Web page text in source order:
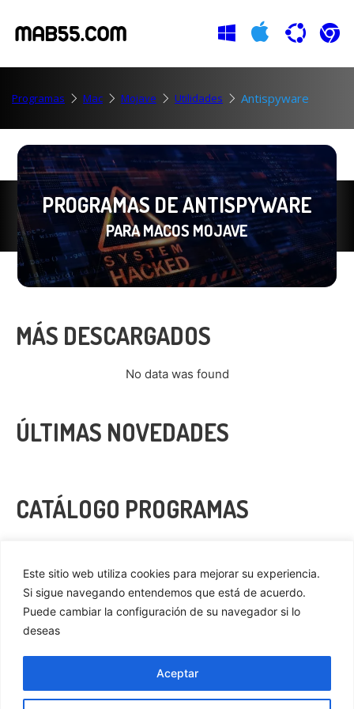
Este sitio web utiliza cookies para mejorar su experiencia.
Si sigue navegando entendemos que está de acuerdo.
Puede cambiar la configuración de su navegador si lo
deseas
Aceptar
Programas Mac Mojave Utilidades Antispyware
PROGRAMAS DE ANTISPYWARE
PARA MACOS MOJAVE
MÁS DESCARGADOS
No data was found
ÚLTIMAS NOVEDADES
CATÁLOGO PROGRAMAS
Cookies
Aviso Legal